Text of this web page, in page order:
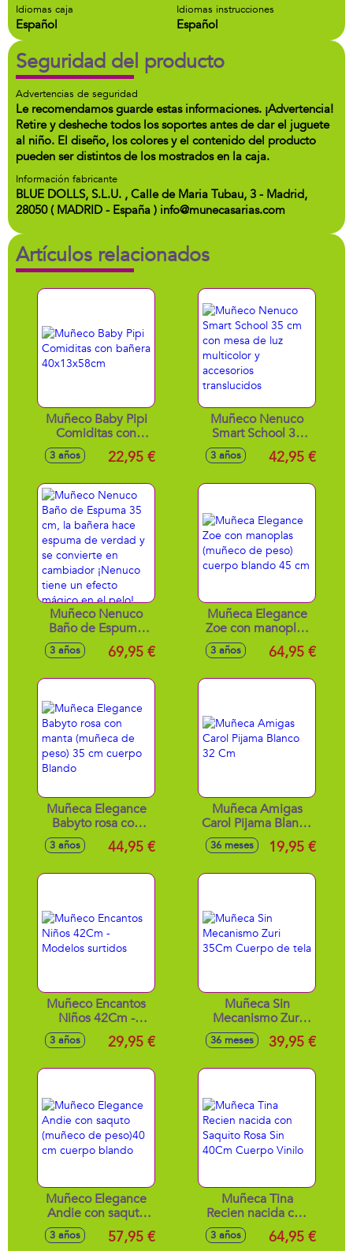
Idiomas caja
Español
Idiomas instrucciones
Español
Seguridad del producto
Advertencias de seguridad
Le recomendamos guarde estas informaciones. ¡Advertencia!
Retire y desheche todos los soportes antes de dar el juguete
al niño. El diseño, los colores y el contenido del producto
pueden ser distintos de los mostrados en la caja.
Información fabricante
BLUE DOLLS, S.L.U. , Calle de Maria Tubau, 3 - Madrid,
28050 ( MADRID - España ) info@munecasarias.com
Artículos relacionados
Muñeco Baby Pipi
Comiditas con
bañera
40x13x58cm
3 años 22,95 €
Muñeco Nenuco
Smart School 35
cm con mesa de
luz multicolor y
3 años 42,95 €
Muñeco Nenuco
Baño de Espuma
35 cm, la bañera
hace espuma de
cambiador ¡Nenuco
tiene un efecto
mágico en el pelo!
3 años 69,95 €
Muñeca Elegance
Zoe con manoplas
(muñeco de peso)
cuerpo blando 45
3 años 64,95 €
Muñeca Elegance
Babyto rosa con
manta (muñeca de
peso) 35 cm
3 años 44,95 €
Muñeca Amigas
Carol Pijama Blanco
32 Cm
36 meses 19,95 €
Muñeco Encantos
Niños 42Cm -
Modelos surtidos
3 años 29,95 €
Muñeca Sin
Mecanismo Zuri
35Cm Cuerpo de
tela
36 meses 39,95 €
Muñeco Elegance
Andie con saquto
(muñeco de
peso)40 cm cuerpo
3 años 57,95 €
Muñeca Tina
Recien nacida con
Saquito Rosa Sin
40Cm Cuerpo
3 años 64,95 €